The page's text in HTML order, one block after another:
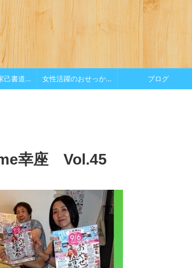
おせっかい家己書道場 女性活躍のおせっかい ブログ
幸座 Vol.45